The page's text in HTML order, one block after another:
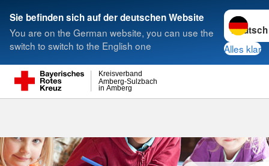
Sie befinden sich auf der deutschen Website
You are on the German website, you can use the
switch to switch to the English one
Sprache
Alles klar
in Amberg
Amberg-Sulzbach
Kreisverband
Suche